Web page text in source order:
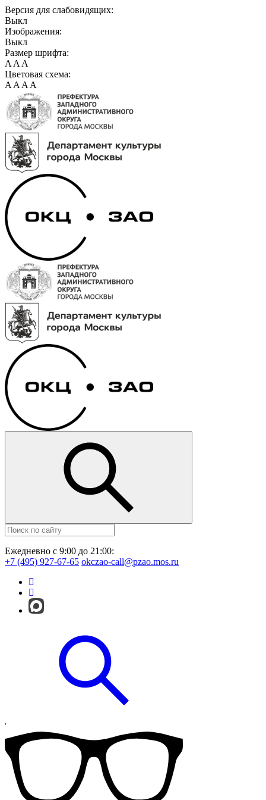
Версия для слабовидящих:
Выкл
Изображения:
Выкл
Размер шрифта:
A A A
Цветовая схема:
A A A A
Ежедневно с 9:00 до 21:00:
+7 (495) 927-67-65 okczao-call@pzao.mos.ru